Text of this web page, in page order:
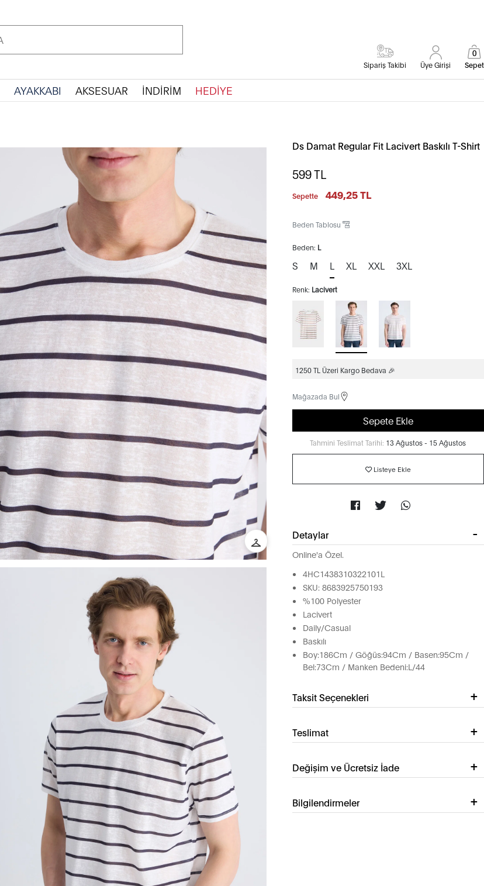
Sipariş Takibi Üye Girişi Sepet
0
AYAKKABI AKSESUAR İNDİRİM HEDİYE
Ds Damat Regular Fit Lacivert Baskılı T-Shirt
599TL
Sepette 449,25 TL
Beden: L
Beden Tablosu
S M L XL XXL 3XL
Renk: Lacivert
1250 TL Üzeri Kargo Bedava 🎉
Mağazada Bul
Sepete Ekle
Tahmini Teslimat Tarihi: 13 Ağustos - 15 Ağustos
Listeye Ekle
Detaylar
Online'a Özel.
4HC1438310322101L
SKU: 8683925750193
%100 Polyester
Lacivert
Daily/Casual
Baskılı
Boy:186Cm / Göğüs:94Cm / Basen:95Cm /
Bel:73Cm / Manken Bedeni:L/44
Taksit Seçenekleri
Teslimat
Değişim ve Ücretsiz İade
Bilgilendirmeler